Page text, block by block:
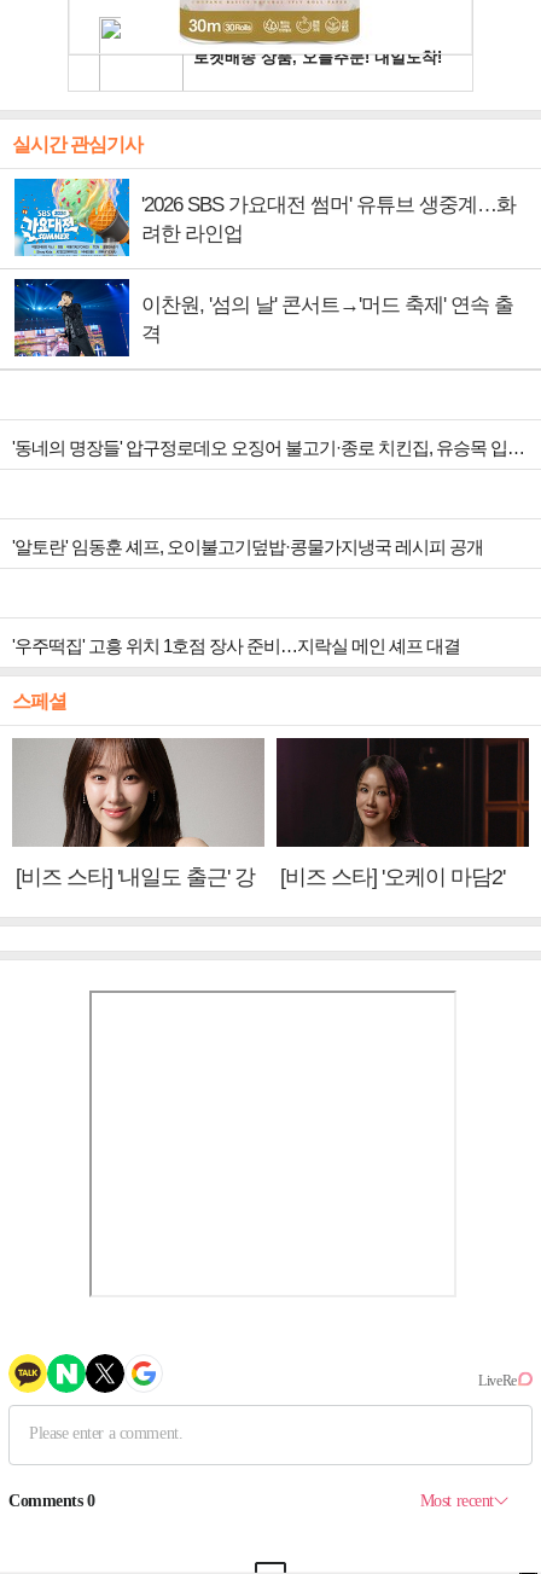
실시간 관심기사
'2026 SBS 가요대전 썸머' 유튜브 생중계…화
려한 라인업
이찬원, '섬의 날' 콘서트→'머드 축제' 연속 출
격
'동네의 명장들' 압구정로데오 오징어 불고기·종로 치킨집, 유승목 입맛 저격
'알토란' 임동훈 셰프, 오이불고기덮밥·콩물가지냉국 레시피 공개
'우주떡집' 고흥 위치 1호점 장사 준비…지락실 메인 셰프 대결
스페셜
[비즈 스타] '내일도 출근' 강
[비즈 스타] '오케이 마담2'